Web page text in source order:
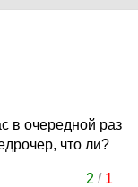
в очередной раз
что ли?
2 / 1